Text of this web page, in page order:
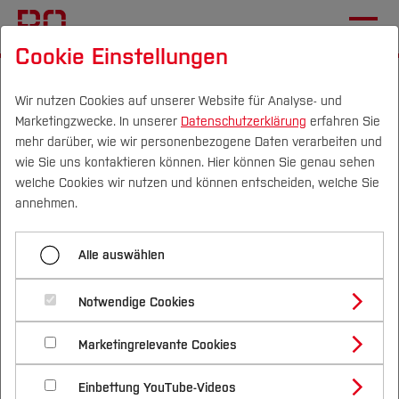
Campus Personen DE|EN Quicklinks
Studium
Studienangebote
Bachelorstudiengänge
Masterstudiengänge
Vor dem Studium
Bewerben & Einschreiben
Bewerbungsportal
Im Studium
Studienbüros und Prüfungen
Nach dem Studium
Forschung & Transfer
Profil
Forschungs- und Transferprofil
Schwerpunkte (FuT)
Beratung & Förderung
Nachhaltigkeit
Nachhaltigkeit studieren
International
Stellenausschreibungen
Menü aufklappen
Stellenausschreibungen
Ausbildung
Aktuelle
Stellenausschreibungen
Professuren
Cookie Einstellungen
Wir nutzen Cookies auf unserer Website für Analyse- und
Marketingzwecke. In unserer Datenschutzerklärung erfahren Sie
mehr darüber, wie wir personenbezogene Daten verarbeiten und
wie Sie uns kontaktieren können. Hier können Sie genau sehen
welche Cookies wir nutzen und können entscheiden, welche Sie
annehmen.
Alle auswählen
Notwendige Cookies
Marketingrelevante Cookies
Einbettung YouTube-Videos